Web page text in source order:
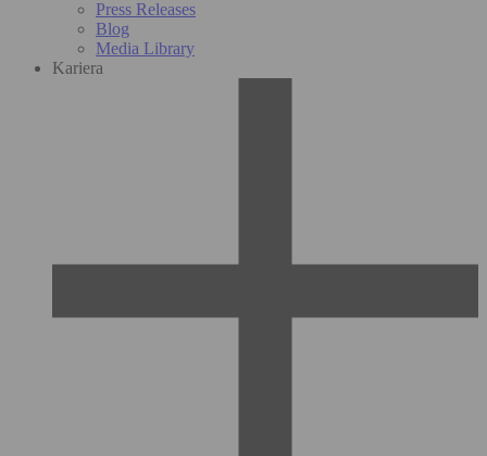
Press Releases
Blog
Media Library
Kariera